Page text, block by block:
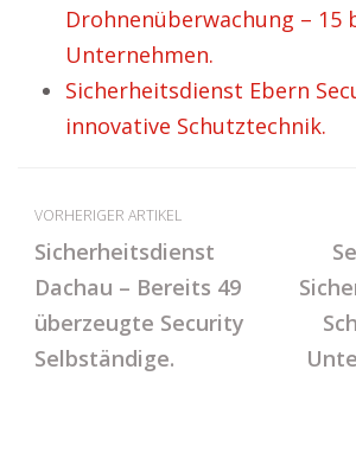
Drohnenüberwachung – 15
Unternehmen.
Sicherheitsdienst Ebern
innovative Schutztechnik.
VORHERIGER ARTIKEL
Sicherheitsdienst
Dachau – Bereits 49
überzeugte Security
Selbständige.